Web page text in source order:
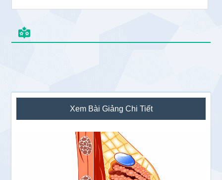
Sidebar
chính
Xem Bài Giảng Chi Tiết